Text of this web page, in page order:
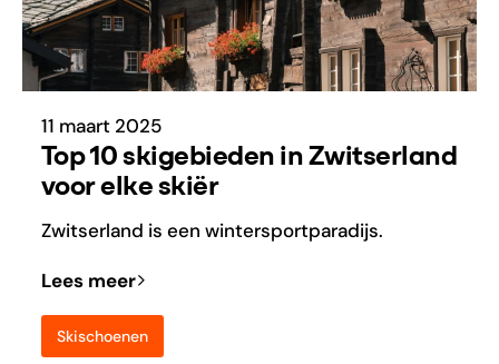
11 maart 2025
Top 10 skigebieden in Zwitserland
voor elke skiër
Zwitserland is een wintersportparadijs.
Lees meer
Skischoenen